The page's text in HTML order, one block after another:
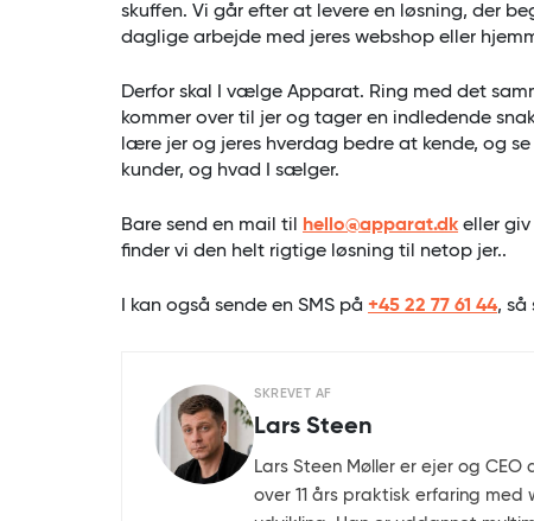
skuffen. Vi går efter at levere en løsning, der
daglige arbejde med jeres webshop eller
Derfor skal I vælge Apparat. Ring med det
kommer over til jer og tager en indledende
lære jer og jeres hverdag bedre at kende, og
kunder, og hvad I sælger.
Bare send en mail til hello@apparat.dk eller
finder vi den helt rigtige løsning til netop jer..
I kan også sende en SMS på +45 22 77 61 44, så
SKREVET AF
Lars Steen
Lars Steen Møller er ejer og
over 11 års praktisk erfaring med